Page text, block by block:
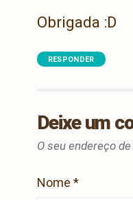
Obrigada :D
RESPONDER
Deixe um
O seu endereço
Nome *